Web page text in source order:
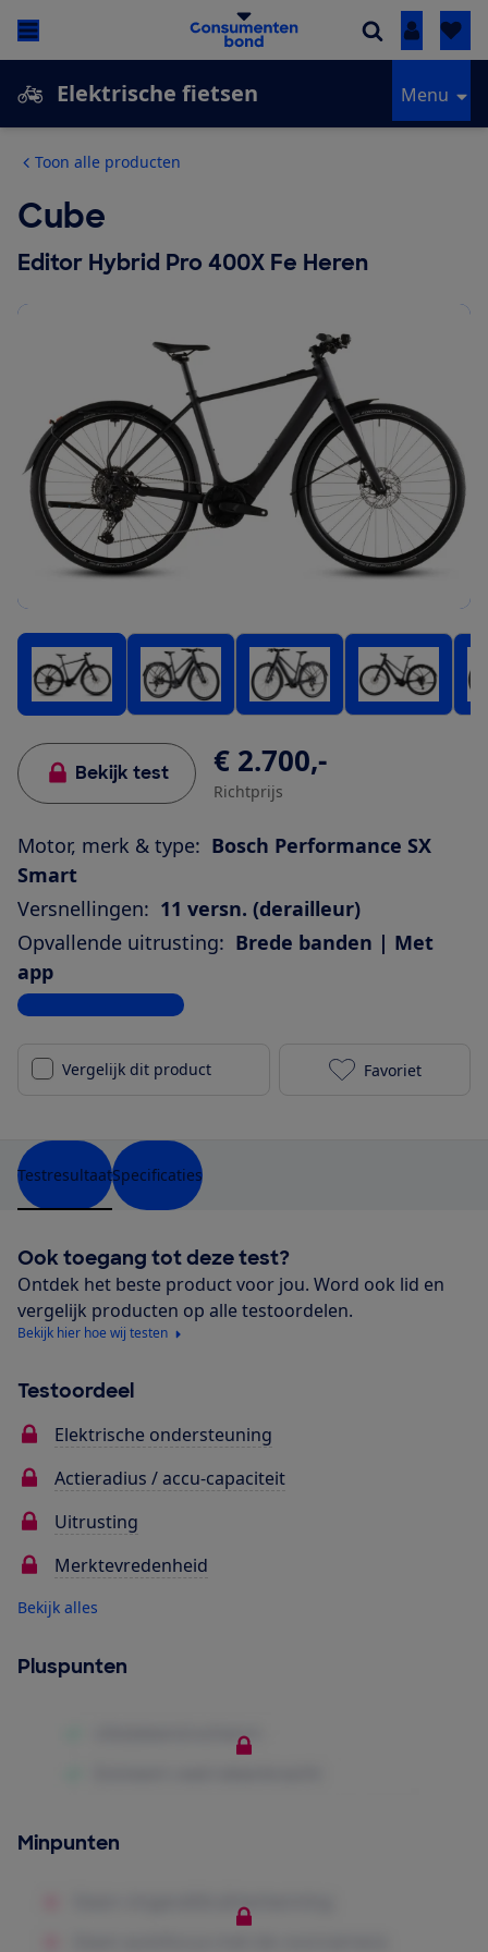
Inloggen
Elektrische fietsen Menu
Toon alle producten
Cube
Editor Hybrid Pro 400X Fe Heren
Bekijk test € 2.700,-
Richtprijs
Motor, merk & type: Bosch Performance SX
Smart
Versnellingen: 11 versn. (derailleur)
Opvallende uitrusting: Brede banden | Met
app
Bekijk alle specificaties
Vergelijk dit product Cube Editor
Favoriet
TestresultaatSpecificaties
Ook toegang tot deze test?
Ontdek het beste product voor jou. Word ook lid en
vergelijk producten op alle testoordelen.
Bekijk hier hoe wij testen
Testoordeel
Elektrische ondersteuning
Actieradius / accu-capaciteit
Uitrusting
Merktevredenheid
Bekijk alles
Pluspunten
Minpunten